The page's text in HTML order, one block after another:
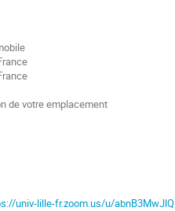
de votre emplacement
univ-lille-fr.zoom.us/u/abnB3MwJlQ